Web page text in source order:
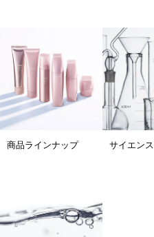
商品ラインナップ サイエンス